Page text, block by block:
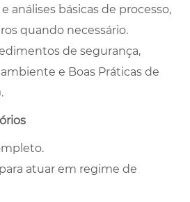
análises básicas de processo,
quando necessário.
de segurança,
e Boas Práticas de
atuar em regime de